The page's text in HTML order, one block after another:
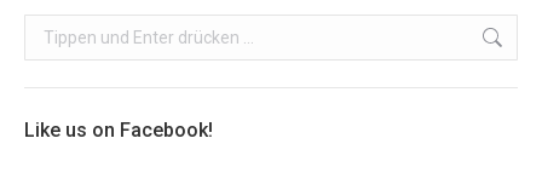
Search:
Like us on Facebook!